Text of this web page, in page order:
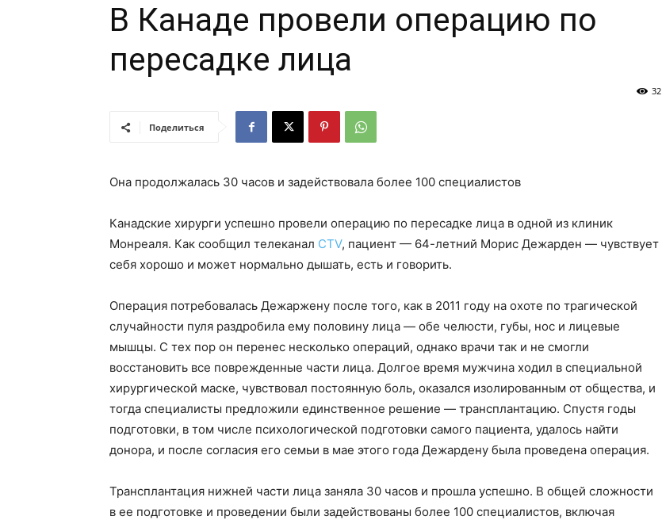
В Канаде провели операцию по
пересадке лица
32
Поделиться
Она продолжалась 30 часов и задействовала более 100 специалистов
Канадские хирурги успешно провели операцию по пересадке лица в одной из клиник
Монреаля. Как сообщил телеканал CTV, пациент — 64-летний Морис Дежарден — чувствует
себя хорошо и может нормально дышать, есть и говорить.
Операция потребовалась Дежаржену после того, как в 2011 году на охоте по трагической
случайности пуля раздробила ему половину лица — обе челюсти, губы, нос и лицевые
мышцы. С тех пор он перенес несколько операций, однако врачи так и не смогли
восстановить все поврежденные части лица. Долгое время мужчина ходил в специальной
хирургической маске, чувствовал постоянную боль, оказался изолированным от общества, и
тогда специалисты предложили единственное решение — трансплантацию. Спустя годы
подготовки, в том числе психологической подготовки самого пациента, удалось найти
донора, и после согласия его семьи в мае этого года Дежардену была проведена операция.
Трансплантация нижней части лица заняла 30 часов и прошла успешно. В общей сложности
в ее подготовке и проведении были задействованы более 100 специалистов, включая